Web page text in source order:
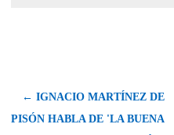
← IGNACIO MARTÍNEZ DE
PISÓN HABLA DE 'LA BUENA